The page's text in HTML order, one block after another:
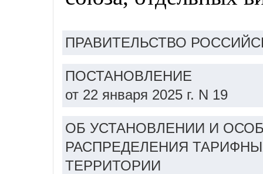
ПРАВИТЕЛЬСТВО
ПОСТАНОВЛЕНИЕ
от 22 января 2025 г. N 19
ОБ УСТАНОВЛЕНИИ И
РАСПРЕДЕЛЕНИЯ
ТЕРРИТОРИИ